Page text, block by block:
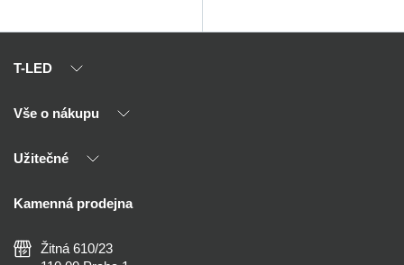
T-LED
O nás
Kontakty
Vše o nákupu
Výhody T-LED
Montáž
Nejčastější dotazy
Užitečné
Reklamace a vrácení
Zásady ochrany soukromí
Kamenná prodejna
Žitná 610/23